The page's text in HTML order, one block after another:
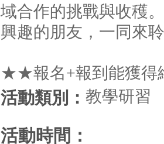
域合作的挑戰與收穫
興趣的朋友，一同來
★★報名+報到能獲得
活動類別： 教學研習
活動時間：